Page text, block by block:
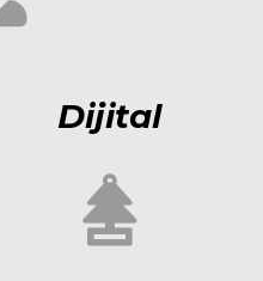
Dijital